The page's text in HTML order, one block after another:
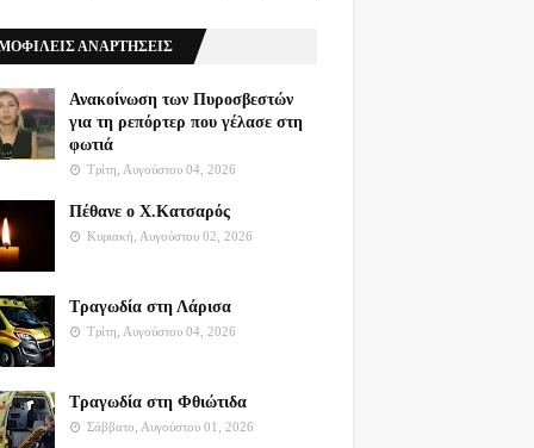
ΑΝΑΡΤΗΣΕΙΣ
Ανακοίνωση των Πυροσβεστών
για τη ρεπόρτερ που γέλασε στη
φωτιά
Τρίτη, Αυγούστου 04, 2026
Πέθανε ο Χ.Κατσαρός
Κυριακή, Αυγούστου 02, 2026
Τραγωδία στη Λάρισα
Τρίτη, Αυγούστου 04, 2026
Τραγωδία στη Φθιώτιδα
Σάββατο, Αυγούστου 01, 2026